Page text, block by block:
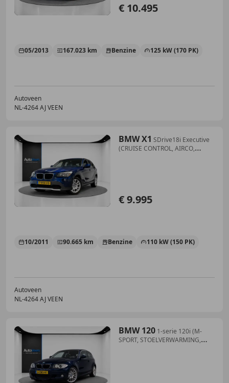
€ 10.495
05/2013 167.023 km Benzine 125 kW (170 PK)
Autoveen
NL-4264 AJ VEEN
BMW X1 SDrive18i Executive
(CRUISE CONTROL, AIRCO,
€ 9.995
10/2011 90.665 km Benzine 110 kW (150 PK)
Autoveen
NL-4264 AJ VEEN
BMW 120 1-serie 120i (M-
SPORT, STOELVERWARMING,